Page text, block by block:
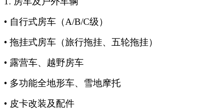
• 自行式房车（A/B/C级）
• 拖挂式房车（旅行拖挂、五轮拖挂）
• 露营车、越野房车
• 多功能全地形车、雪地摩托
• 皮卡改装及配件